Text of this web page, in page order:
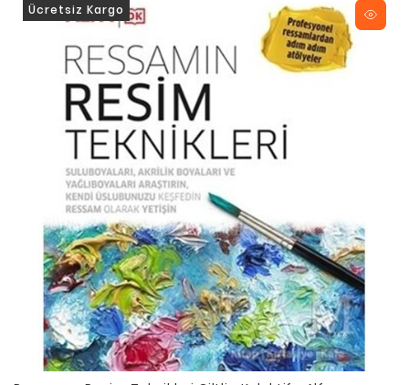
Ücretsiz Kargo